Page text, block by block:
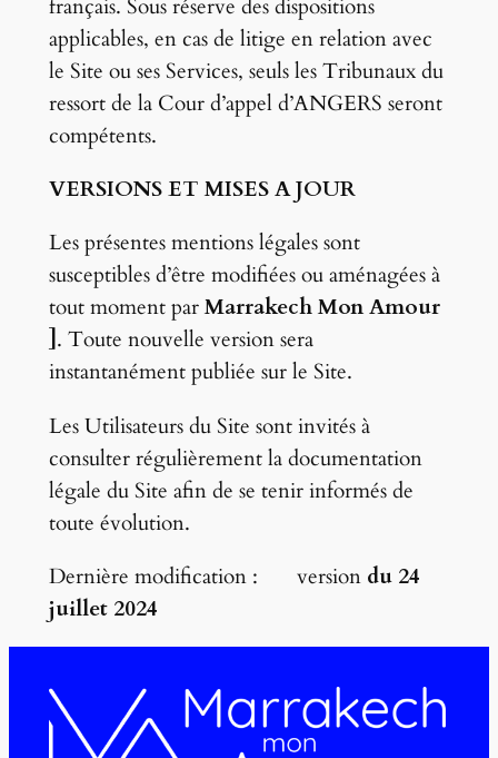
français. Sous réserve des dispositions
applicables, en cas de litige en relation avec
le Site ou ses Services, seuls les Tribunaux du
ressort de la Cour d’appel d’ANGERS seront
compétents.
VERSIONS ET MISES A JOUR
Les présentes mentions légales sont
susceptibles d’être modifiées ou aménagées à
tout moment parMarrakech Mon Amour
. Toute nouvelle version sera
instantanément publiée sur le Site.
Les Utilisateurs du Site sont invités à
consulter régulièrement la documentation
légale du Site afin de se tenir informés de
toute évolution.
Dernière modification : version du 24
juillet 2024